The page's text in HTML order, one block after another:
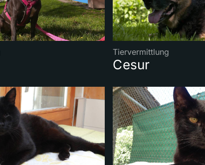
Tiervermittlung
Cesur